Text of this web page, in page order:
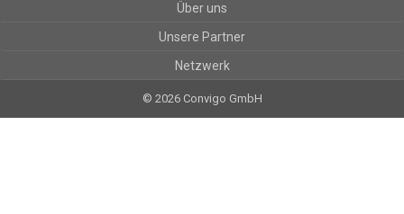
Über uns
Unsere Partner
Netzwerk
© 2026 Convigo GmbH